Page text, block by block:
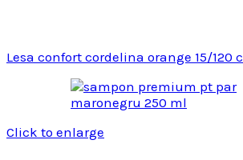
Lesa confort cordelina orange 15/120
Click to enlarge